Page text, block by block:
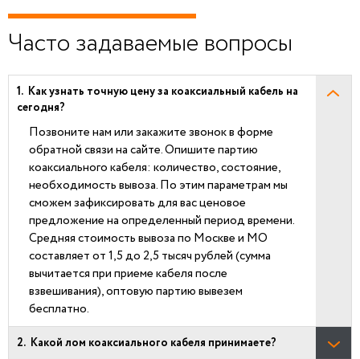
Часто задаваемые вопросы
Как узнать точную цену за коаксиальный кабель на
сегодня?
Позвоните нам или закажите звонок в форме
обратной связи на сайте. Опишите партию
коаксиального кабеля: количество, состояние,
необходимость вывоза. По этим параметрам мы
сможем зафиксировать для вас ценовое
предложение на определенный период времени.
Средняя стоимость вывоза по Москве и МО
составляет от 1,5 до 2,5 тысяч рублей (сумма
вычитается при приеме кабеля после
взвешивания), оптовую партию вывезем
бесплатно.
Какой лом коаксиального кабеля принимаете?